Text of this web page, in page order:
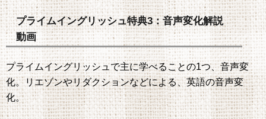
プライムイングリッシュ特典3：音声変化解説
動画
プライムイングリッシュで主に学べることの1つ、音声変
化。リエゾンやリダクションなどによる、英語の音声変
化。